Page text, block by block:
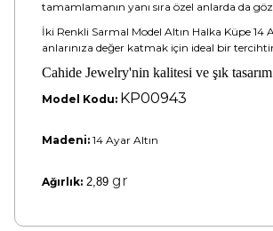
tamamlamanın yanı sıra özel anlarda da göz
İki Renkli Sarmal Model Altın Halka Küpe 14
anlarınıza değer katmak için ideal bir
Cahide Jewelry'nin kalitesi ve şık
Model Kodu: KP00943
Madeni: 14 Ayar Altın
Ağırlık: 2,89 gr